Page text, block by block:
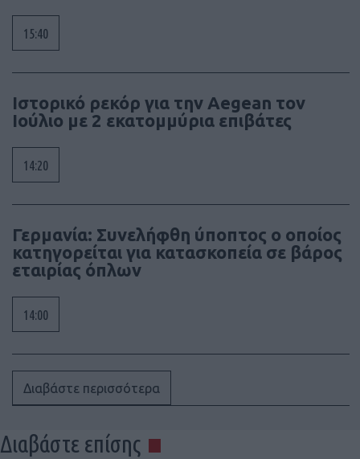
15:40
Ιστορικό ρεκόρ για την Aegean τον
Ιούλιο με 2 εκατομμύρια επιβάτες
14:20
Γερμανία: Συνελήφθη ύποπτος ο οποίος
κατηγορείται για κατασκοπεία σε βάρος
εταιρίας όπλων
14:00
Διαβάστε περισσότερα
Διαβάστε επίσης